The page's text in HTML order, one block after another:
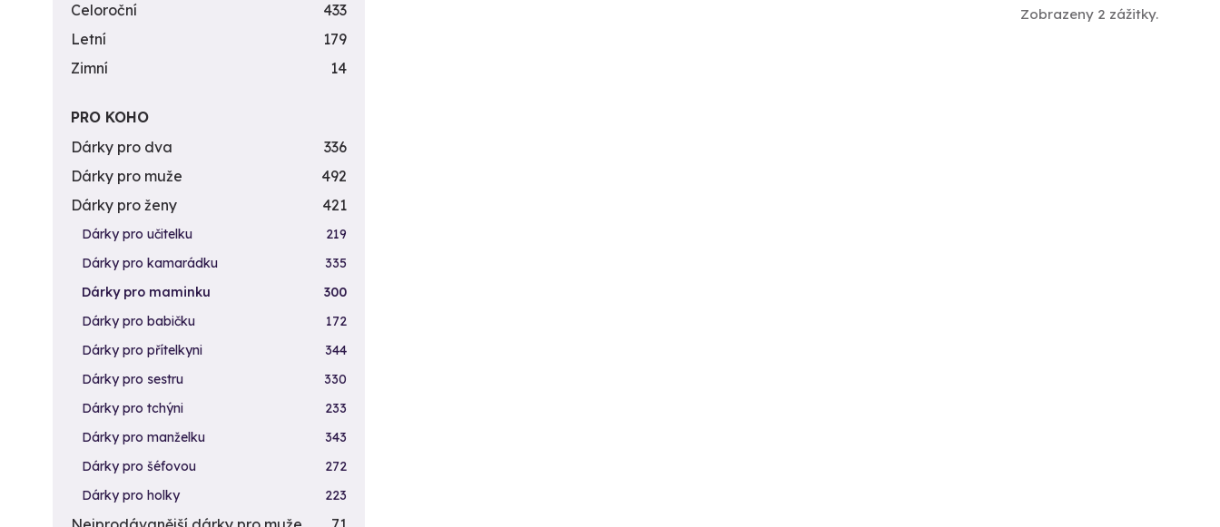
Zobrazeny 2 zážitky.
Celoroční
433
Letní
179
Zimní
14
PRO KOHO
Dárky pro dva
336
Dárky pro muže
492
Dárky pro ženy
421
Dárky pro učitelku
219
Dárky pro kamarádku
335
Dárky pro maminku
300
Dárky pro babičku
172
Dárky pro přítelkyni
344
Dárky pro sestru
330
Dárky pro tchýni
233
Dárky pro manželku
343
Dárky pro šéfovou
272
Dárky pro holky
223